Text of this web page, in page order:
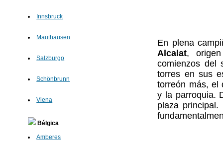
Innsbruck
Mauthausen
Salzburgo
Schönbrunn
Viena
Bélgica
Amberes
En plena
Alcalat,
comienzos del
torres en sus
torreón más, el
y la parroquia.
plaza